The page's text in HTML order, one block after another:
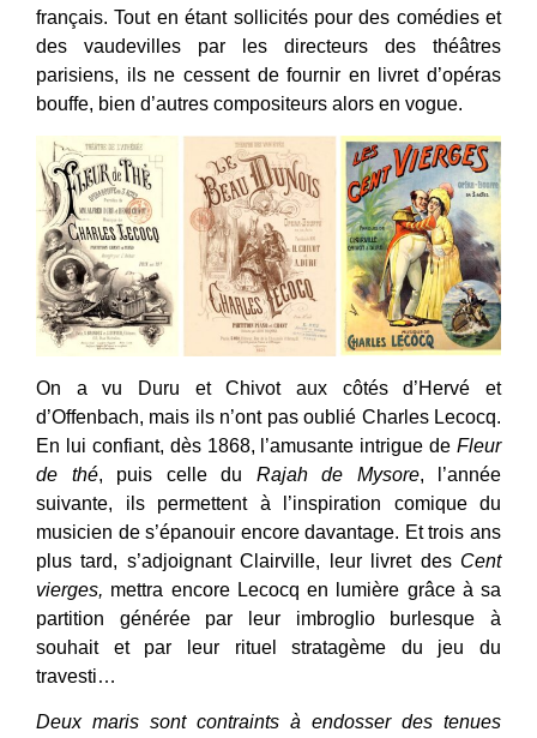
français. Tout en étant sollicités pour des comédies et
des vaudevilles par les directeurs des théâtres
parisiens, ils ne cessent de fournir en livret d’opéras
bouffe, bien d’autres compositeurs alors en vogue.
On a vu Duru et Chivot aux côtés d’Hervé et
d’Offenbach, mais ils n’ont pas oublié Charles Lecocq.
En lui confiant, dès 1868, l’amusante intrigue de Fleur
de thé, puis celle du Rajah de Mysore, l’année
suivante, ils permettent à l’inspiration comique du
musicien de s’épanouir encore davantage. Et trois ans
plus tard, s’adjoignant Clairville, leur livret des Cent
vierges, mettra encore Lecocq en lumière grâce à sa
partition générée par leur imbroglio burlesque à
souhait et par leur rituel stratagème du jeu du
travesti…
Deux maris sont contraints à endosser des tenues